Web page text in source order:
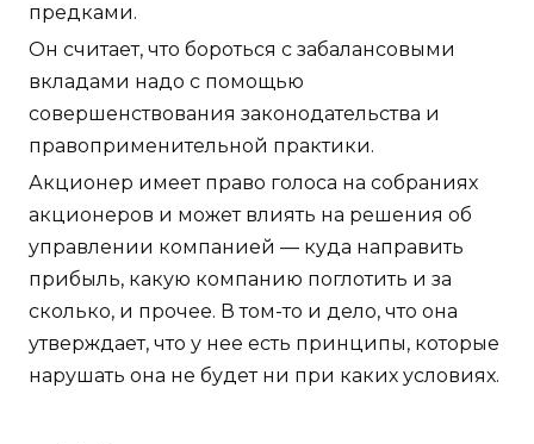
предками.
Он считает, что бороться с забалансовыми
вкладами надо с помощью
совершенствования законодательства и
правоприменительной практики.
Акционер имеет право голоса на собраниях
акционеров и может влиять на решения об
управлении компанией — куда направить
прибыль, какую компанию поглотить и за
сколько, и прочее. В том-то и дело, что она
утверждает, что у нее есть принципы, которые
нарушать она не будет ни при каких условиях.